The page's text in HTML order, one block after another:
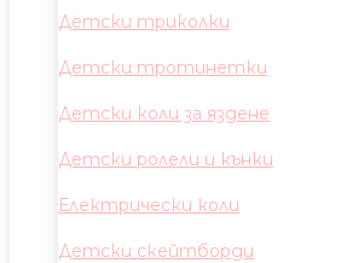
Детски триколки
Детски тротинетки
Детски коли за яздене
Детски ролели и кънки
Електрически коли
Детски скейтборди